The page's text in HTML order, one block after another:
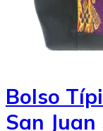
Bolso
San